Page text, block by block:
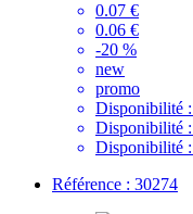
0.07 €
0.06 €
-20 %
new
promo
Disponibilité :
Disponibilité :
Disponibilité :
Référence : 30274